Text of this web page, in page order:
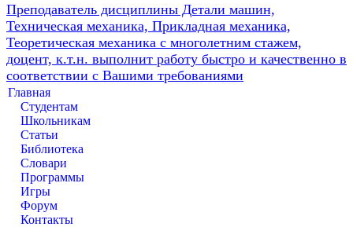
Преподаватель дисциплины Детали машин,
Техническая механика, Прикладная механика,
Теоретическая механика с многолетним стажем,
доцент, к.т.н. выполнит работу быстро и качественно в
соответствии с Вашими требованиями
Главная
Студентам
Школьникам
Статьи
Библиотека
Словари
Программы
Игры
Форум
Контакты